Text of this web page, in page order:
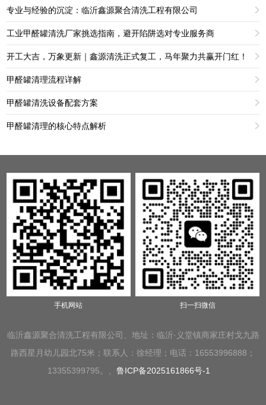
专业与经验的沉淀：临沂鑫源聚合清洗工程有限公司
工业甲醛罐清洗厂家挑选指南，避开陷阱选对专业服务商
开工大吉，万象更新｜鑫源清洗正式复工，马年聚力共赢开门红！
甲醛罐清理流程详解
甲醛罐清洗设备配套方案
甲醛罐清理的核心特点解析
手机网站 扫一扫微信
临沂鑫源聚合清洗工程有限公司、地址：临沂·义堂镇商家庄村戈九路
路西星月幼儿园北75米；联系人：徐经理；电话：16553996888；
13355399795。、 鲁ICP备2025161866号-1